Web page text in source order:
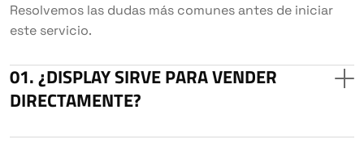
Resolvemos las dudas más comunes antes de iniciar
este servicio.
¿DISPLAY SIRVE PARA VENDER
DIRECTAMENTE?